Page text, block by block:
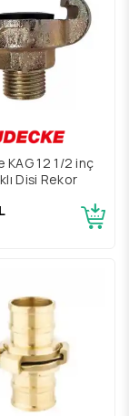
KAG 12 1/2 inç
Dişi Rekor